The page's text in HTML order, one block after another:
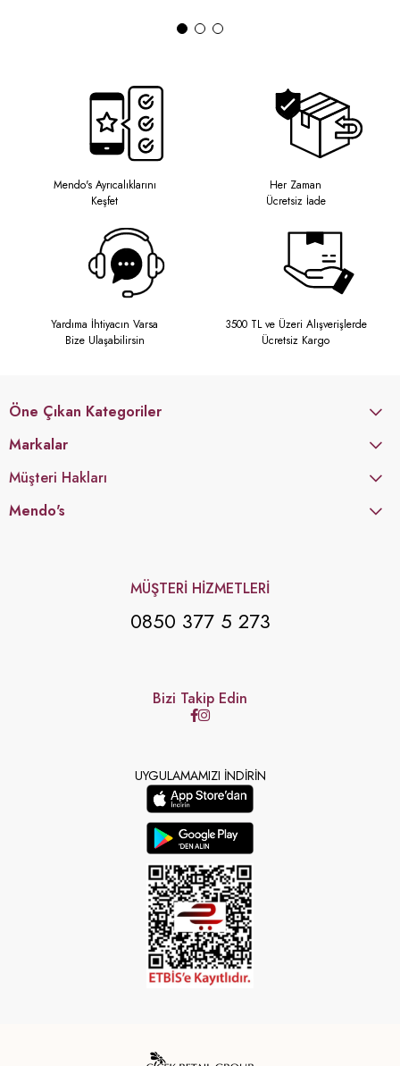
Mendo's Ayrıcalıklarını
Keşfet
Her Zaman
Ücretsiz İade
Yardıma İhtiyacın Varsa
Bize Ulaşabilirsin
3500 TL ve Üzeri Alışverişlerde
Ücretsiz Kargo
Öne Çıkan Kategoriler
Markalar
Müşteri Hakları
Mendo's
MÜŞTERİ HİZMETLERİ
0850 377 5 273
Bizi Takip Edin
UYGULAMAMIZI İNDİRİN